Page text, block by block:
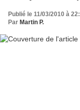
Publié le 11/03/2010 à
Par Martin P.